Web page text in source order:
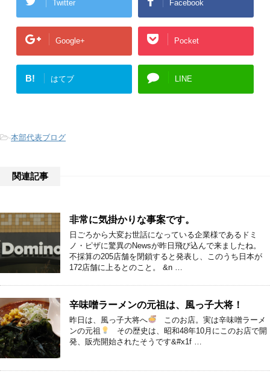
Twitter Facebook
Google+ Pocket
B! はてブ LINE
-本部代表ブログ
関連記事
非常に気掛かりな事案です。
日ごろから大変お世話になっている企業様であるドミ
ノ・ピザに驚異のNewsが昨日飛び込んで来ましたね。
不採算の205店舗を閉鎖すると発表し、このうち日本が
172店舗に上るとのこと。 &n …
辛味噌ラーメンの元祖は、風っ子大将！
昨日は、風っ子大将へ
このお店。実は辛味噌ラーメ
ンの元祖
その歴史は、昭和48年10月にこのお店で開
発、販売開始されたそうです&#x1f …